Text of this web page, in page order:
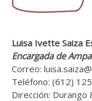
Luisa Ivette Saiza
Encargada de
Correo:
Teléfono: (612)
Dirección: Durango